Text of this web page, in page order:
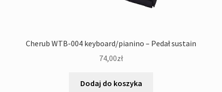
Cherub WTB-004 keyboard/pianino – Pedał sustain
74,00zł
Dodaj do koszyka